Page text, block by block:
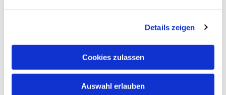
Details zeigen
Cookies zulassen
Auswahl erlauben